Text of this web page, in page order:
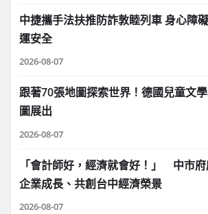
中捷攜手法扶推防詐敦睦列車 身心障
運安全
2026-08-07
跟著70張地圖探索世界！德國兒童文
圖展出
2026-08-07
「會計師好，經濟就會好！」 中市
企業成長、共創台中經濟榮景
2026-08-07